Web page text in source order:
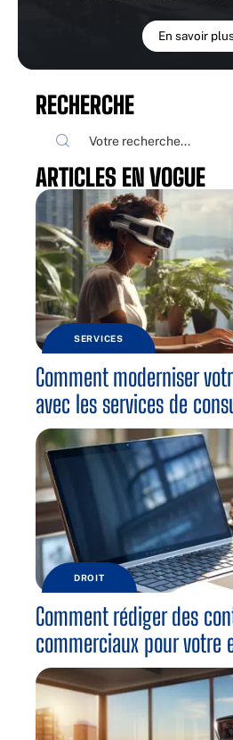
En savoir
RECHERCHE
ARTICLES EN VOGUE
SERVICES
Comment moderniser
avec les services de
DROIT
Comment rédiger des
commerciaux pour votre